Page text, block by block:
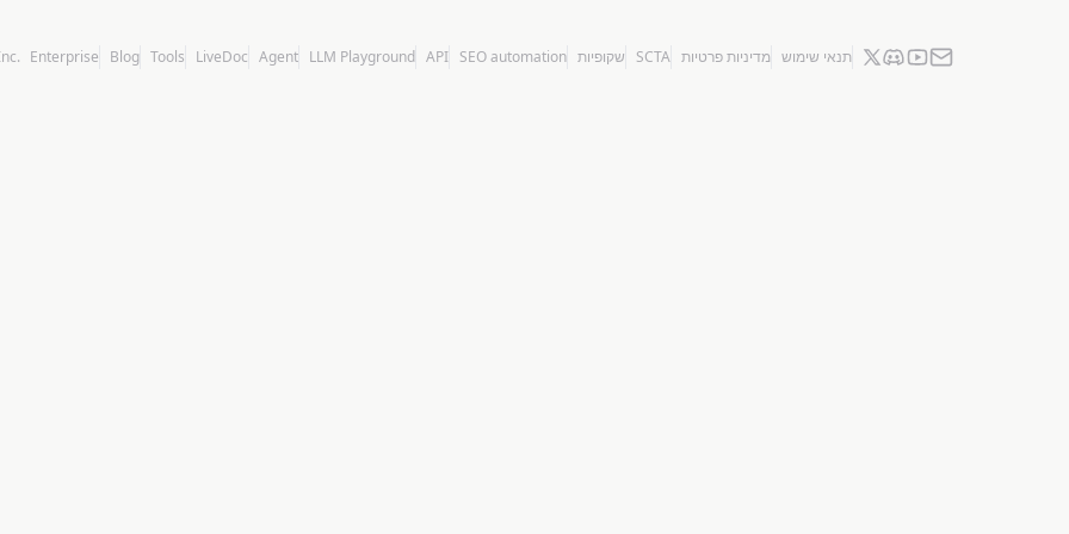
Enterprise Blog Tools LiveDoc Agent LLM Playground API SEO automation שקופיות SCTA מדיניות פרטיות תנאי שימוש